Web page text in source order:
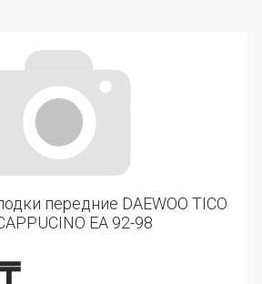
передние DAEWOO TICO
EA 92-98